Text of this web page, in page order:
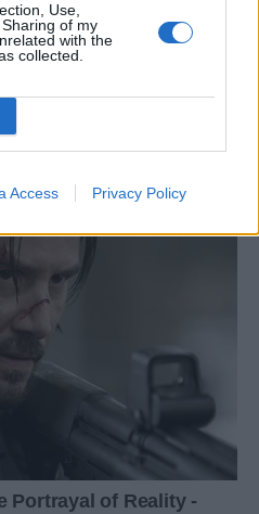
Use,
of my
with the
collected.
Access Privacy Policy